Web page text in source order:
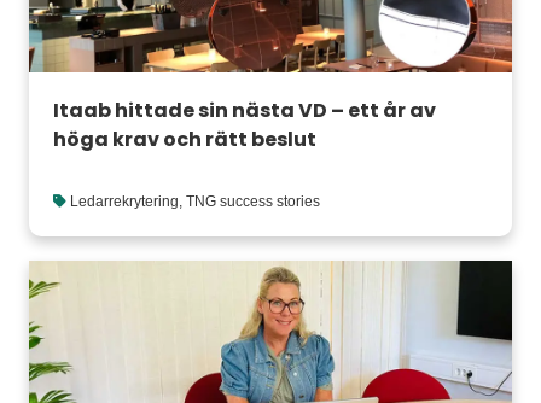
Itaab hittade sin nästa VD – ett år av
höga krav och rätt beslut
Ledarrekrytering, TNG success stories